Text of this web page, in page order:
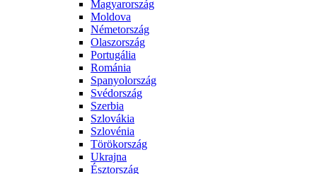
Magyarország
Moldova
Németország
Olaszország
Portugália
Románia
Spanyolország
Svédország
Szerbia
Szlovákia
Szlovénia
Törökország
Ukrajna
Észtország